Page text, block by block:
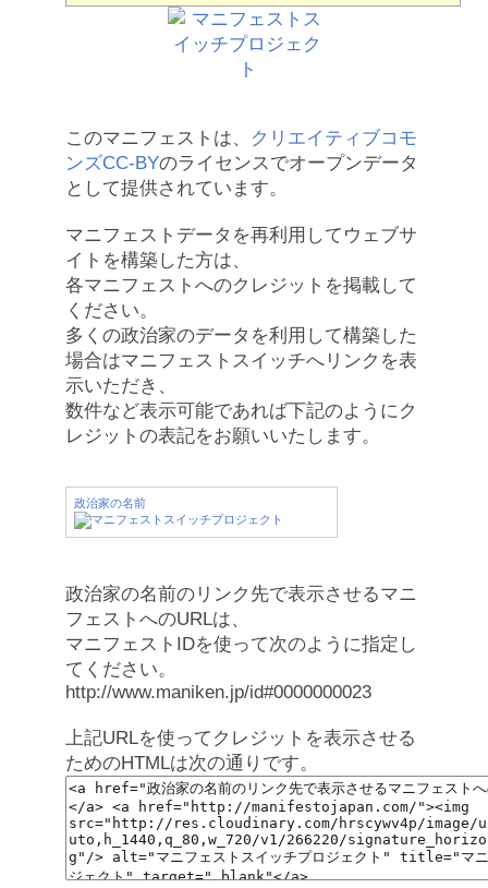
このマニフェストは、
クリエイティブコモ
ンズCC-BYのライセンスでオープンデータ
として提供されています。
マニフェストデータを再利用してウェブサ
イトを構築した方は、
各マニフェストへのクレジットを掲載して
ください。
多くの政治家のデータを利用して構築した
場合はマニフェストスイッチへリンクを表
示いただき、
数件など表示可能であれば下記のようにク
レジットの表記をお願いいたします。
政治家の名前
政治家の名前のリンク先で表示させるマニ
フェストへのURLは、
マニフェストIDを使って次のように指定し
てください。
http://www.maniken.jp/id#0000000023
上記URLを使ってクレジットを表示させる
ためのHTMLは次の通りです。